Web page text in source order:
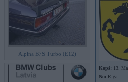
Alpina B7S Turbo (E12)
Kopš: 13.
No: Rīga